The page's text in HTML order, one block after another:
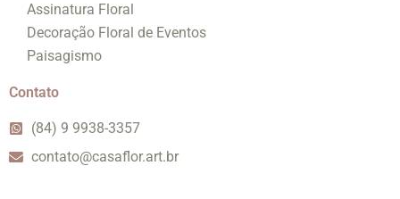
Assinatura Floral
Decoração Floral de Eventos
Paisagismo
Contato
(84) 9 9938-3357
contato@casaflor.art.br